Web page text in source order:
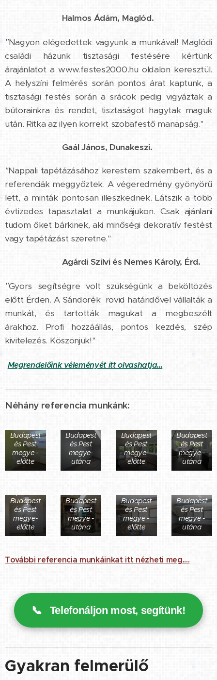
Halmos Ádám, Maglód.
"Nagyon elégedettek vagyunk a munkával! Maglódi
családi házunk tisztasági festésére kértünk
árajánlatot a www.festes2000.hu oldalon keresztül.
A helyszíni felmérés során pontos árat kaptunk, a
tisztasági festés során a srácok pedig vigyáztak a
bútorainkra és rendet, tisztaságot hagytak maguk
után. Ritka az ilyen korrekt szobafestő manapság."
⭐⭐⭐⭐⭐ Gaál János, Dunakeszi.
"Nappali tapétázásához kerestem szakembert, és a
referenciák meggyőztek. A végeredmény gyönyörű
lett, a minták pontosan illeszkednek. Látszik a több
évtizedes tapasztalat a munkájukon. Csak ajánlani
tudom őket bárkinek, aki minőségi dekoratív festést
vagy tapétázást szeretne."
⭐⭐⭐⭐⭐ Agárdi Szilvi és Nemes Károly, Érd.
"Gyors segítségre volt szükségünk a beköltözés
előtt Érden. A Sándorék rövid határidővel vállalták a
munkát, és tartották magukat a megbeszélt
árakhoz. Profi hozzáállás, pontos kezdés, szép
kivitelezés. Köszönjük!"
Megrendelőink véleményét itt olvashatja...
Néhány referencia munkánk:
Budapest
és Pest
megye -
előtte
Budapest
és Pest
megye-
utána
Budapest
és Pest
megye-
előtte
Budapest
és Pest
megye -
utána
Budapest
és Pest
megye-
előtte
Budapest
és Pest
megye -
utána
Budapest
és Pest
megye -
előtte
Budapest
és Pest
megye -
utána
További referencia munkáinkat itt nézheti meg....
📞 Telefonáljon most, segítünk!
Gyakran felmerülő